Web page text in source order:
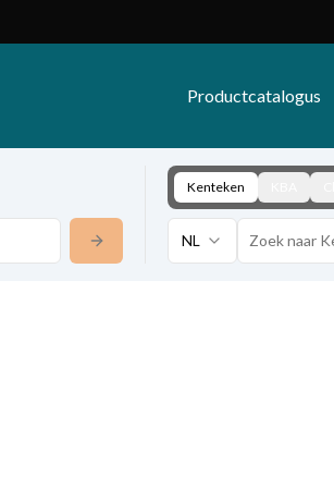
Productcatalogus
Kenteken
NL